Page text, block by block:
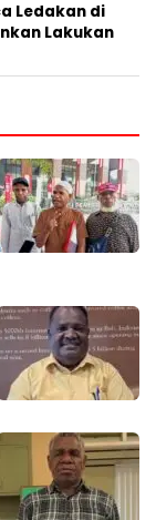
Ledakan di
Lakukan